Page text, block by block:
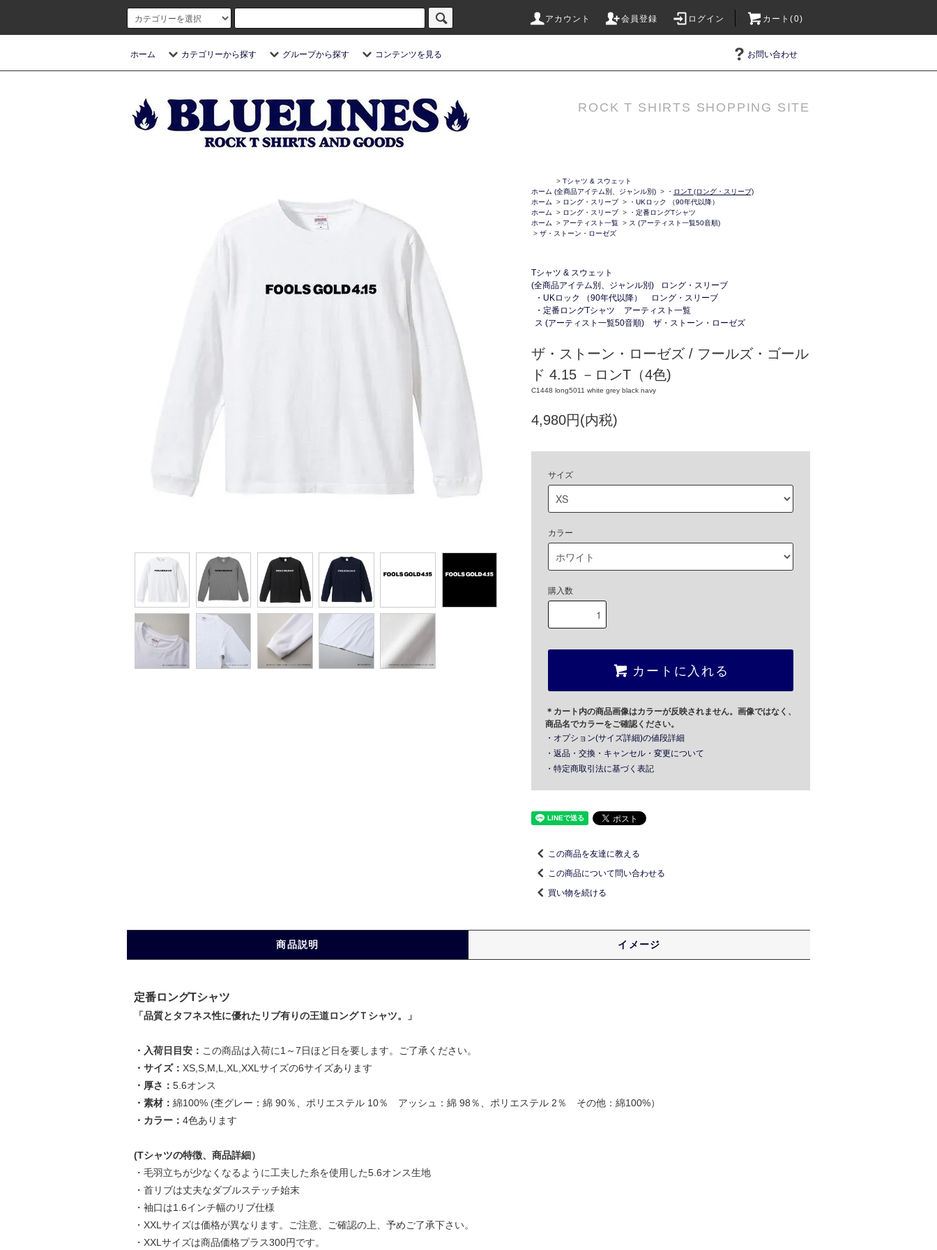
アカウント 会員登録 ログイン カート(0)
ホーム カテゴリーから探す グループから探す コンテンツを見る お問い合わせ
ROCK T SHIRTS SHOPPING SITE
ホーム
> Tシャツ & スウェット
(全商品アイテム別、ジャンル別) > ・ ロンT (ロング・スリーブ)
ホーム
> ロング・スリーブ >
・UKロック （90年代以降）
ホーム
> ロング・スリーブ >
・定番ロングTシャツ
ホーム
> アーティスト一覧 > ス (アーティスト一覧50音順)
> ザ・ストーン・ローゼズ
Tシャツ & スウェット
(全商品アイテム別、ジャンル別)
ロング・スリーブ
・UKロック （90年代以降）
ロング・スリーブ
・定番ロングTシャツ
アーティスト一覧
ス (アーティスト一覧50音順)
ザ・ストーン・ローゼズ
ザ・ストーン・ローゼズ / フールズ・ゴール
ド 4.15 －ロンT（4色)
C1448 long5011 white grey black navy
4,980円(内税)
サイズ
カラー
購入数
カートに入れる
＊カート内の商品画像はカラーが反映されません。画像ではなく、
商品名でカラーをご確認ください。
・オプション(サイズ詳細)の値段詳細
・返品・交換・キャンセル・変更について
・特定商取引法に基づく表記
この商品を友達に教える
この商品について問い合わせる
買い物を続ける
商品説明 イメージ
定番ロングTシャツ
「品質とタフネス性に優れたリブ有りの王道ロングＴシャツ。」
・入荷日目安： この商品は入荷に1～7日ほど日を要します。ご了承ください。
・サイズ： XS,S,M,L,XL,XXLサイズの6サイズあります
・厚さ： 5.6オンス
・素材： 綿100% (杢グレー：綿 90％、ポリエステル 10％ アッシュ：綿 98％、ポリエステル 2％ その他：綿100%）
・カラー： 4色あります
(Tシャツの特徴、商品詳細）
・毛羽立ちが少なくなるように工夫した糸を使用した5.6オンス生地
・首リブは丈夫なダブルステッチ始末
・袖口は1.6インチ幅のリブ仕様
・XXLサイズは価格が異なります。ご注意、ご確認の上、予めご了承下さい。
・XXLサイズは商品価格プラス300円です。